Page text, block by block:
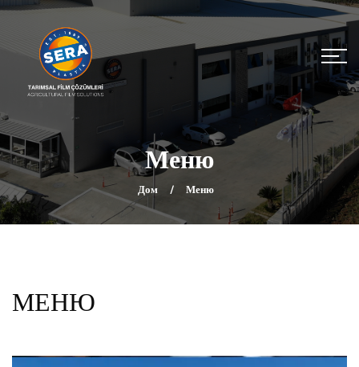
Меню
Дом Меню
МЕНЮ